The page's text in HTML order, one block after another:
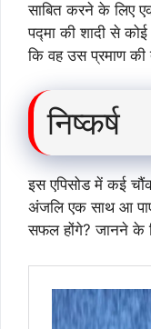
साबित करने के लिए
पद्मा की शादी से
कि वह उस प्रमाण की
निष्कर्ष
इस एपिसोड में कई
अंजलि एक साथ आ
सफल होंगे? जानने के